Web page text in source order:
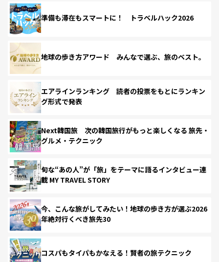
準備も滞在もスマートに！ トラベルハック2026
地球の歩き方アワード みんなで選ぶ、旅のベスト。
エアラインランキング 読者の投票をもとにランキン
グ形式で発表
Next韓国旅 次の韓国旅行がもっと楽しくなる 旅先・
グルメ・テクニック
旬な“あの人”が「旅」をテーマに語るインタビュー連
載 MY TRAVEL STORY
今、こんな旅がしてみたい！地球の歩き方が選ぶ2026
年絶対行くべき旅先30
コスパもタイパもかなえる！賢者の旅テクニック